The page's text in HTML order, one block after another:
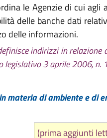
le Agenzie di cui
delle banche dati
delle informazioni.
indirizzi in
legislativo 3 aprile 2006, n.
materia di ambiente e di
(prima aggiunti